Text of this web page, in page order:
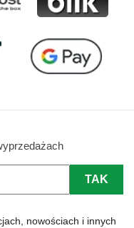
nowościach i innych